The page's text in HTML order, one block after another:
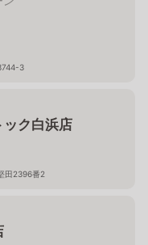
3
ク白浜店
田2396番2